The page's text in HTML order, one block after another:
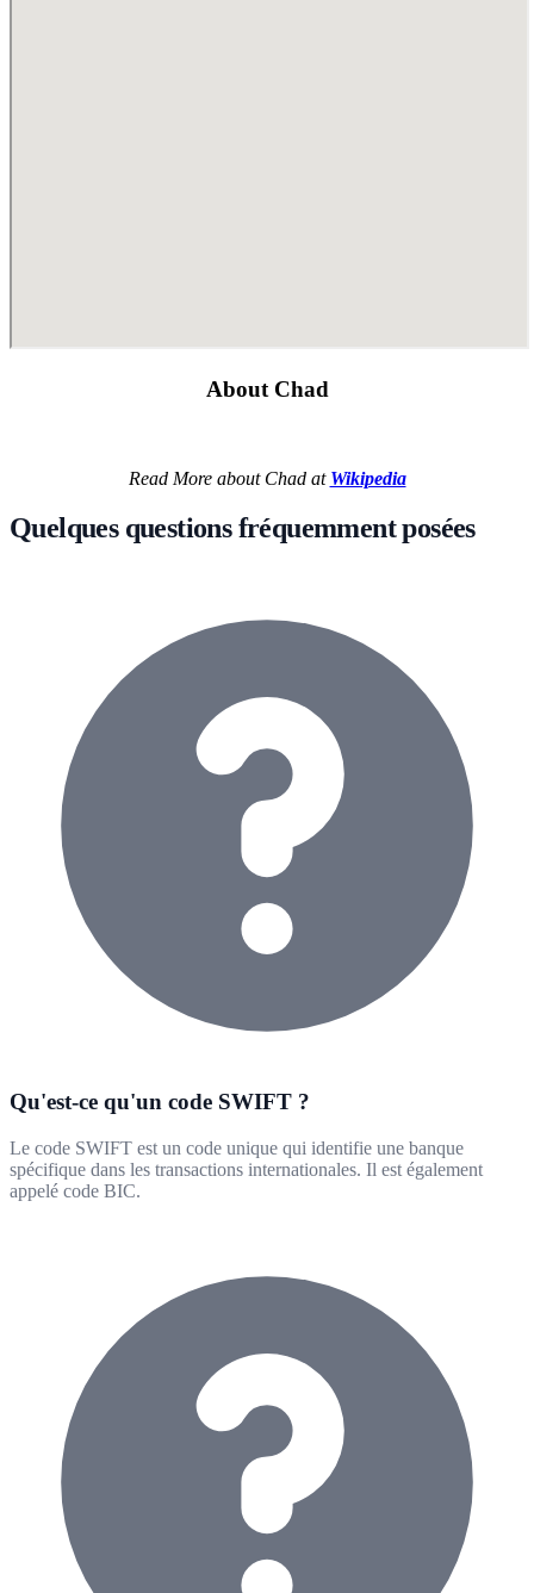
About Chad
Read More about Chad at Wikipedia
Quelques questions fréquemment posées
Qu'est-ce qu'un code SWIFT ?
Le code SWIFT est un code unique qui identifie une banque
spécifique dans les transactions internationales. Il est également
appelé code BIC.